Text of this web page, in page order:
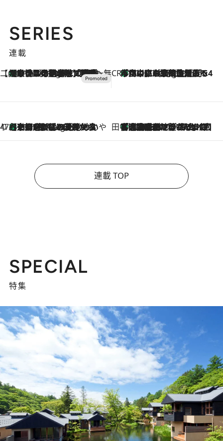
SERIES
連載
【CREA×星野リゾート】唯一無二。癒しと発見が待つ場所へ
8 Hours Ago
【トンボの足水浴】ヒノキの香りに包まれて涼感マックス！約13℃の湧水かけ流しを避暑地「星野温泉 トンボの湯」で体験 CREA'S CHOICE
10 Hours Ago
「立川にも歌舞伎があるんだよ」 片岡仁左衛門・市川中車ら豪華座組みで4年目の立川立飛歌舞伎へ
47都道府県の手みやげ ひんやりスイーツで夏を満喫
10 Hours Ago
【京都府】この夏絶対食べたい 冷やしておいしいおやつ3選 ひと口目から心を掴む新緑のテリーヌ 田中稲の勝手に再ブーム
2026.8.7
「湘南乃風に憧れて」観客大盛上がりの“タオル回し”に、ラッパー顔負けの高速歌唱まで…さだまさし（74）のアグレッシブすぎる現在地
連載 TOP
SPECIAL
特集